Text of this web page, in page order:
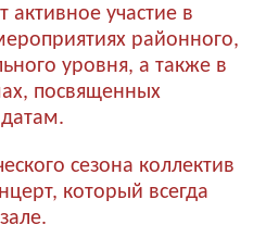
участие в
районного,
уровня, а также в
посвященных
сезона коллектив
который всегда